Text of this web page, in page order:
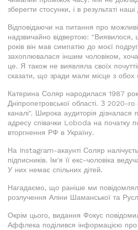
зберегти стосунки, і в результаті
Відповідаючи на питання про
надзвичайно відвертою: "Виявилося,
років він мав симпатію до моєї
захоплювалася іншим чоловіком,
це. Я також не виявляла своїх
сказати, що зради мали місце з обох
Катерина Соляр народилася 1987
Дніпропетровської області. З 2020-
каналі". Широка аудиторія дізналася
адресу співачки Loboda на початку
вторгнення РФ в Україну.
На Instagram-акаунті Соляр
підписників. Ім'я її екс-чоловіка
У них немає спільних дітей.
Нагадаємо, що раніше ми
розлучення Аліни Шаманської та
Окрім цього, видання Фокус
Аффлека поділився інформацією